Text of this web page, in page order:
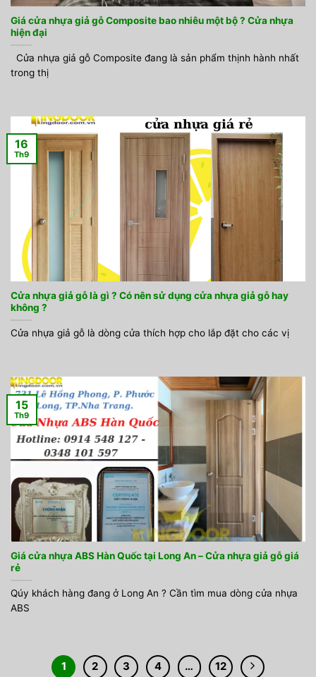
Giá cửa nhựa giả gỗ Composite bao nhiêu một bộ ? Cửa nhựa
hiện đại
Cửa nhựa giả gỗ Composite đang là sản phẩm thịnh hành nhất
trong thị
Cửa nhựa giả gỗ là gì ? Có nên sử dụng cửa nhựa giả gỗ hay
không ?
Cửa nhựa giả gỗ là dòng cửa thích hợp cho lắp đặt cho các vị
16
Th9
Giá cửa nhựa ABS Hàn Quốc tại Long An – Cửa nhựa giả gỗ giá
rẻ
Qúy khách hàng đang ở Long An ? Cần tìm mua dòng cửa nhựa
ABS
15
Th9
1 2 3 4 … 12